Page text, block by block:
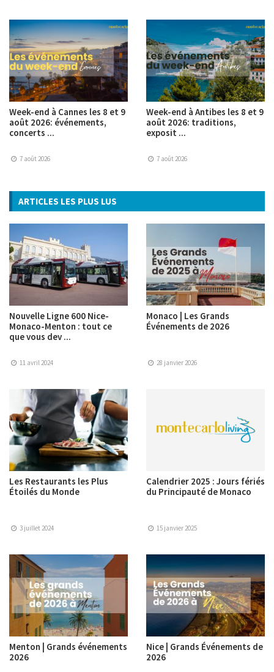
Week-end à Cannes les 8 et 9
août 2026: événements,
concerts ...
7 août 2026
Week-end à Antibes les 8 et 9
août 2026: traditions,
exposit ...
7 août 2026
ARTICLES LES PLUS LUS
Nouvelle Ligne 600 Nice-
Monaco-Menton : tout ce
que vous dev ...
11 avril 2024
Monaco | Les Grands
Événements de 2026
28 janvier 2026
Les Restaurants les Plus
Étoilés du Monde
3 juillet 2024
Calendrier 2025 : Jours fériés
du Principauté de Monaco
15 janvier 2025
Menton | Grands événements
2026
Nice | Grands Événements de
2026